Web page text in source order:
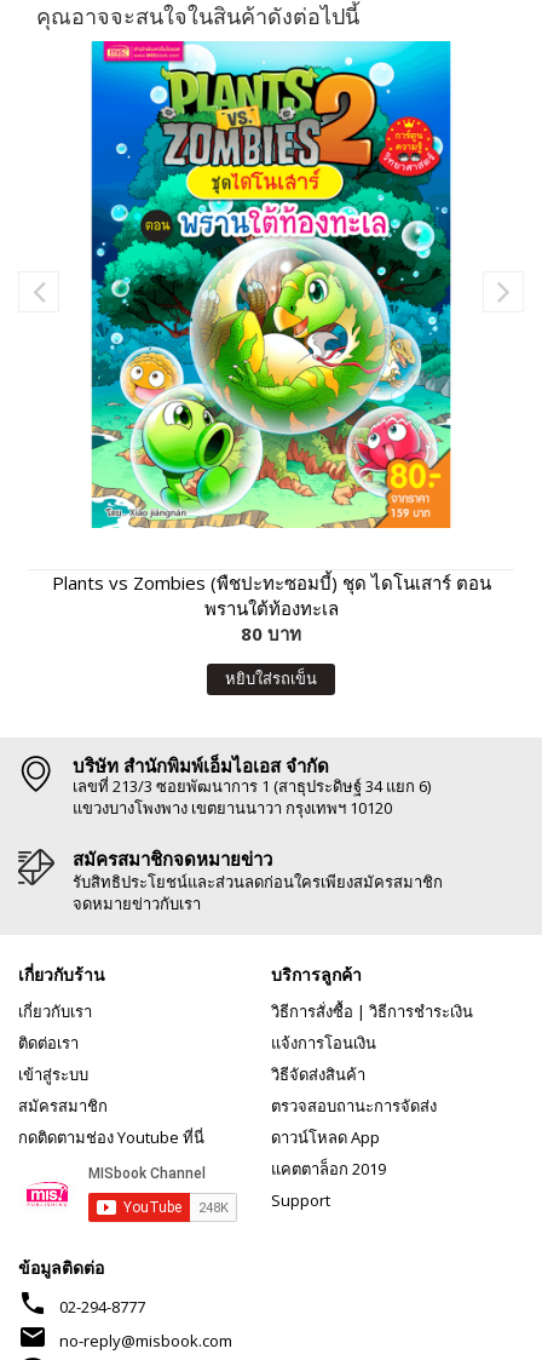
คุณอาจจะสนใจในสินค้าดังต่อไปนี้
Plants vs Zombies (พืชปะทะซอมบี้) ชุด ไดโนเสาร์ ตอน
พรานใต้ท้องทะเล
80 บาท
หยิบใส่รถเข็น
บริษัท สำนักพิมพ์เอ็มไอเอส จำกัด
เลขที่ 213/3 ซอยพัฒนาการ 1 (สาธุประดิษฐ์ 34 แยก 6)
แขวงบางโพงพาง เขตยานนาวา กรุงเทพฯ 10120
สมัครสมาชิกจดหมายข่าว
รับสิทธิประโยชน์และส่วนลดก่อนใครเพียงสมัครสมาชิก
จดหมายข่าวกับเรา
เกี่ยวกับร้าน
เกี่ยวกับเรา
ติดต่อเรา
เข้าสู่ระบบ
สมัครสมาชิก
กดติดตามช่อง Youtube ที่นี่
บริการลูกค้า
วิธีการสั่งซื้อ | วิธีการชำระเงิน
แจ้งการโอนเงิน
วิธีจัดส่งสินค้า
ตรวจสอบถานะการจัดส่ง
ดาวน์โหลด App
แคตตาล็อก 2019
Support
ข้อมูลติดต่อ
phone 02-294-8777
mail no-reply@misbook.com